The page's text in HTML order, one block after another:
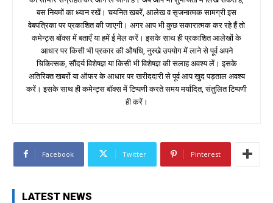
बस नियमों का ध्यान रखें। चयनित खबरें, आलेख व सृजनात्मक सामग्री इस
वेबपत्रिका पर प्रकाशित की जाएगी। अगर आप भी कुछ सकारात्मक कर रहे हैं तो
कमेन्ट्स बॉक्स में बताएँ या हमें ई मेल करें। इसके साथ ही प्रकाशित आलेखों के
आधार पर किसी भी प्रकार की औषधि, नुस्खे उपयोग में लाने से पूर्व अपने
चिकित्सक, सौंदर्य विशेषज्ञ या किसी भी विशेषज्ञ की सलाह अवश्य लें। इसके
अतिरिक्त खबरों या ऑफर के आधार पर खरीददारी से पूर्व आप खुद पड़ताल अवश्य
करें। इसके साथ ही कमेन्ट्स बॉक्स में टिप्पणी करते समय मर्यादित, संतुलित टिप्पणी
ही करें।
Facebook Twitter Pinterest
LATEST NEWS